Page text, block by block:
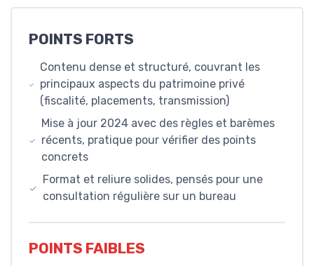
POINTS FORTS
Contenu dense et structuré, couvrant les
principaux aspects du patrimoine privé
(fiscalité, placements, transmission)
Mise à jour 2024 avec des règles et barèmes
récents, pratique pour vérifier des points
concrets
Format et reliure solides, pensés pour une
consultation régulière sur un bureau
POINTS FAIBLES